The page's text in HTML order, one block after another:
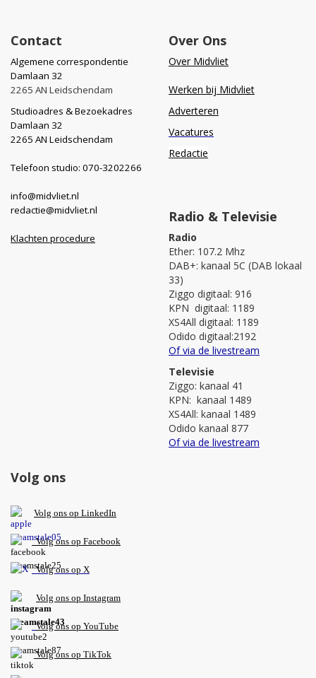
Contact
Algemene correspondentie
Damlaan 32
2265 AN Leidschendam
Studioadres & Bezoekadres
Damlaan 32
2265 AN Leidschendam
Telefoon studio: 070-3202266
info@midvliet.nl
redactie@midvliet.nl
Klachten procedure
Over Ons
Over Midvliet
Werken bij Midvliet
Adverteren
Vacatures
Redactie
Radio & Televisie
Radio
Ether: 107.2 Mhz
DAB+: kanaal 5C (DAB lokaal
33)
Ziggo digitaal: 916
KPN digitaal: 1189
XS4All digitaal: 1189
Odido digitaal:2192
Of via de livestream
Televisie
Ziggo: kanaal 41
KPN: kanaal 1489
XS4All: kanaal 1489
Odido kanaal 877
Of via de livestream
Volg ons
Volg ons op LinkedIn
Volg ons op Facebook
Volg ons op X
Volg ons op Instagram
Volgons op YouTube
Volg ons op TikTok